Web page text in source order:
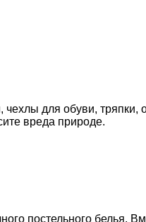
для обуви, тряпки,
вреда природе.
постельного белья.